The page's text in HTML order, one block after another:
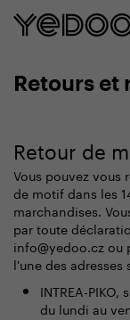
Retours
Retour de
Vous pouvez vous
de motif dans les
marchandises.
par toute
info@yedoo.cz ou
l'une des adresses
INTREA-
du lundi au